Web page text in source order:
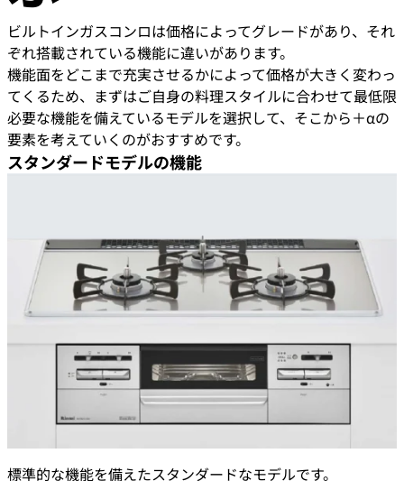
ビルトインガスコンロは価格によってグレードがあり、それ
ぞれ搭載されている機能に違いがあります。
機能面をどこまで充実させるかによって価格が大きく変わっ
てくるため、まずはご自身の料理スタイルに合わせて最低限
必要な機能を備えているモデルを選択して、そこから＋αの
要素を考えていくのがおすすめです。
スタンダードモデルの機能
標準的な機能を備えたスタンダードなモデルです。